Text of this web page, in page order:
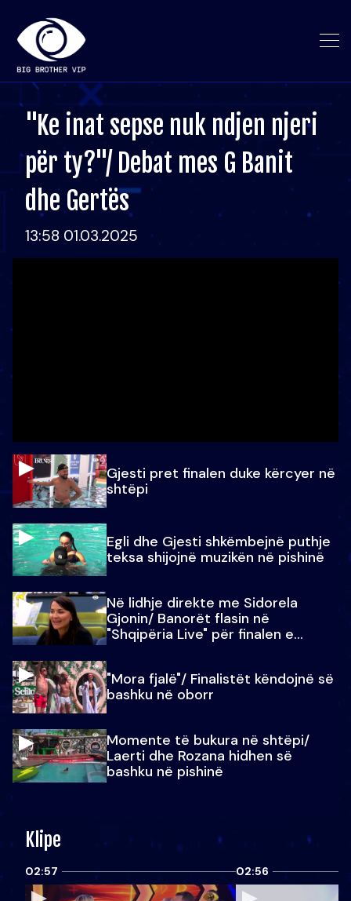
"Ke inat sepse nuk ndjen njeri
për ty?"/ Debat mes G Banit
dhe Gertës
13:58 01.03.2025
Gjesti pret finalen duke kërcyer në
shtëpi
Egli dhe Gjesti shkëmbejnë puthje
teksa shijojnë muzikën në pishinë
Në lidhje direkte me Sidorela
Gjonin/ Banorët flasin në
"Shqipëria Live" për finalen e
"Mora fjalë"/ Finalistët këndojnë së
bashku në oborr
Momente të bukura në shtëpi/
Laerti dhe Rozana hidhen së
bashku në pishinë
Klipe
02:57 02:56